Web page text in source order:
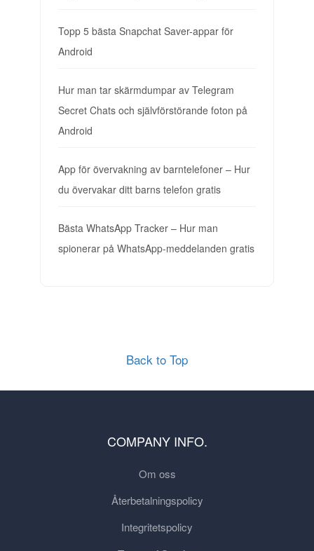
Topp 5 bästa Snapchat Saver-appar för
Android
Hur man tar skärmdumpar av Telegram
Secret Chats och självförstörande foton på
Android
App för övervakning av barntelefoner – Hur
du övervakar ditt barns telefon gratis
Bästa WhatsApp Tracker – Hur man
spionerar på WhatsApp-meddelanden gratis
Back to Top
COMPANY INFO.
Om oss
Återbetalningspolicy
Integritetspolicy